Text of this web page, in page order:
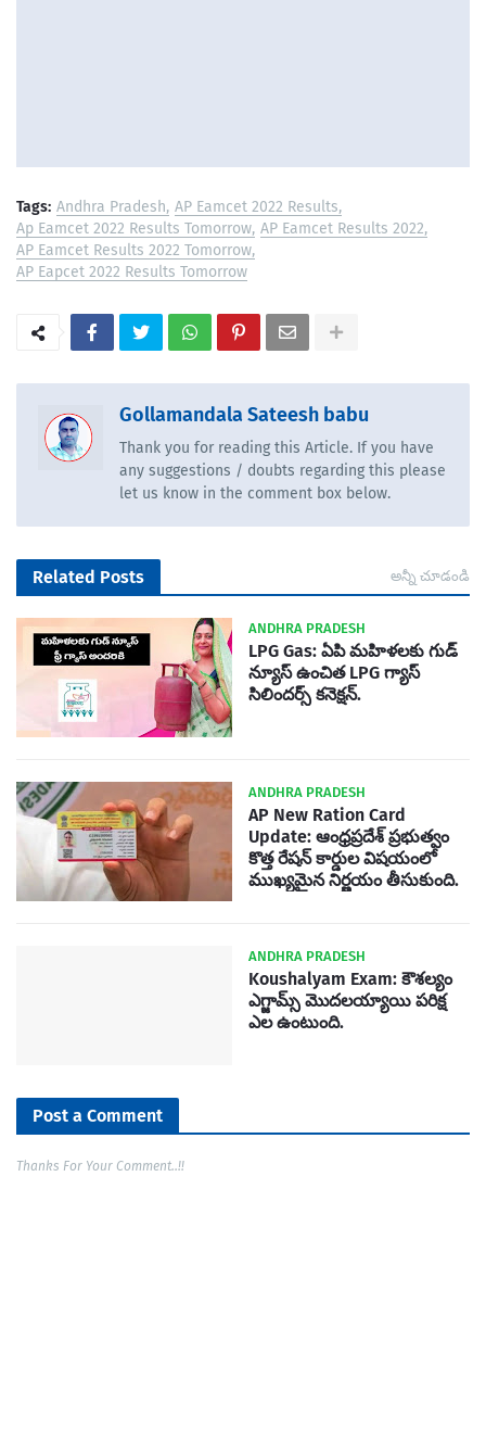
Tags: Andhra Pradesh AP Eamcet 2022 Results
Ap Eamcet 2022 Results Tomorrow AP Eamcet Results 2022
AP Eamcet Results 2022 Tomorrow
AP Eapcet 2022 Results Tomorrow
Gollamandala Sateesh babu
Thank you for reading this Article. If you have
any suggestions / doubts regarding this please
let us know in the comment box below.
Related Posts అన్నీ చూడండి
ANDHRA PRADESH
LPG Gas: ఏపి మహిళలకు గుడ్
న్యూస్ ఉంచిత LPG గ్యాస్
సిలిందర్స్ కనెక్షన్.
ANDHRA PRADESH
AP New Ration Card
Update: ఆంధ్రప్రదేశ్ ప్రభుత్వం
కొత్త రేషన్ కార్డుల విషయంలో
ముఖ్యమైన నిర్ణయం తీసుకుంది.
ANDHRA PRADESH
Koushalyam Exam: కౌశల్యం
ఎగ్జామ్స్ మొదలయ్యాయి పరిక్ష
ఎల ఉంటుంది.
Post a Comment
Thanks For Your Comment..!!